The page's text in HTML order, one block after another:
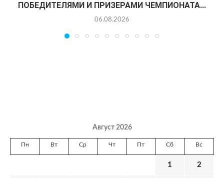
ПОБЕДИТЕЛЯМИ И ПРИЗЕРАМИ ЧЕМПИОНАТА...
06.08.2026
Август 2026
Пн Вт Ср Чт Пт Сб Вс
1 2